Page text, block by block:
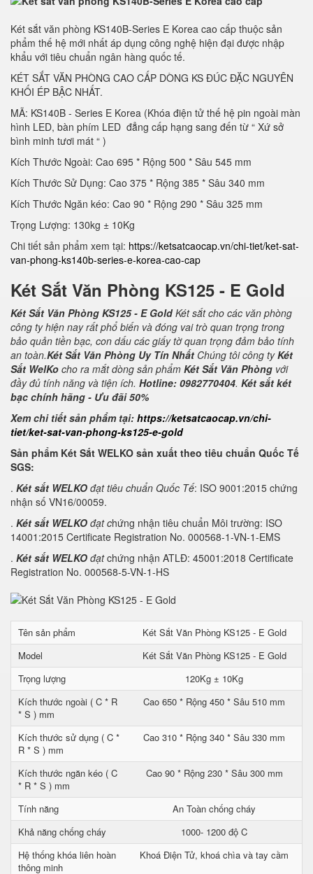
Két sắt văn phòng KS140B-Series E Korea cao cấp thuộc sản
phẩm thế hệ mới nhất áp dụng công nghệ hiện đại được nhập
khẩu với tiêu chuẩn ngân hàng quốc tế.
KÉT SẮT VĂN PHÒNG CAO CẤP DÒNG KS ĐÚC ĐẶC NGUYÊN
KHỐI ÉP BẬC NHẤT.
MÃ: KS140B - Series E Korea (Khóa điện tử thế hệ pin ngoài màn
hình LED, bàn phím LED đẳng cấp hạng sang đến từ “ Xứ sở
bình minh tươi mát “ )
Kích Thước Ngoài: Cao 695 * Rộng 500 * Sâu 545 mm
Kích Thước Sử Dụng: Cao 375 * Rộng 385 * Sâu 340 mm
Kích Thước Ngăn kéo: Cao 90 * Rộng 290 * Sâu 325 mm
Trọng Lượng: 130kg ± 10Kg
Chi tiết sản phẩm xem tại: https://ketsatcaocap.vn/chi-tiet/ket-sat-
van-phong-ks140b-series-e-korea-cao-cap
Két Sắt Văn Phòng KS125 - E Gold
Két Sắt Văn Phòng KS125 - E GoldKét sắt cho các văn phòng
công ty hiện nay rất phổ biến và đóng vai trò quan trọng trong
bảo quản tiền bạc, con dấu các giấy tờ quan trọng đảm bảo tính
an toàn.Két Sắt Văn Phòng Uy Tín Nhất Chúng tôi công tyKét
Sắt WelKo cho ra mắt dòng sản phẩm Két Sắt Văn Phòng với
đầy đủ tính năng và tiện ích. Hotline: 0982770404. Két sắt két
bạc chính hãng - Ưu đãi 50%
Xem chi tiết sản phẩm tại: https://ketsatcaocap.vn/chi-
tiet/ket-sat-van-phong-ks125-e-gold
Sản phẩm Két Sắt WELKO sản xuất theo tiêu chuẩn Quốc Tế
SGS:
. Két sắt WELKO đạt tiêu chuẩn Quốc Tế: ISO 9001:2015 chứng
nhận số VN16/00059.
. Két sắt WELKO đạt chứng nhận tiêu chuẩn Môi trường: ISO
14001:2015 Certificate Registration No. 000568-1-VN-1-EMS
. Két sắt WELKO đạtchứng nhận ATLĐ: 45001:2018 Certificate
Registration No. 000568-5-VN-1-HS
Tên sản phẩm
Két Sắt Văn Phòng KS125 - E Gold
Model
Két Sắt Văn Phòng KS125 - E Gold
Trọng lượng
120Kg ± 10Kg
Kích thước ngoài ( C * R
* S ) mm
Cao 650 * Rộng 450 * Sâu 510 mm
Kích thước sử dụng ( C *
R * S ) mm
Cao 310 * Rộng 340 * Sâu 330 mm
Kích thước ngăn kéo ( C
* R * S ) mm
Cao 90 * Rộng 230 * Sâu 300 mm
Tính năng
An Toàn chống cháy
Khả năng chống cháy
1000- 1200 độ C
Hệ thống khóa liên hoàn
thông minh
Khoá Điện Tử, khoá chìa và tay cầm